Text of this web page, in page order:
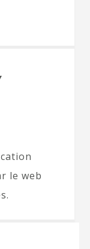
le web